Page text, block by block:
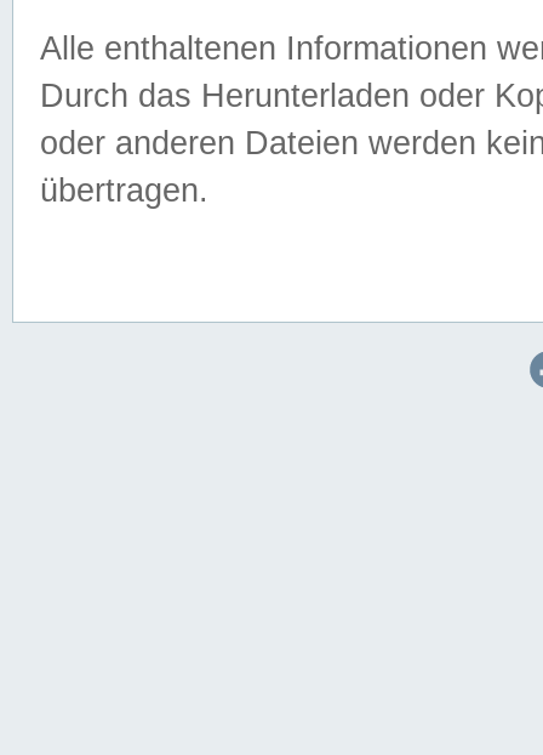
Alle enthaltenen Informationen
Durch das Herunterladen oder
oder anderen Dateien werden
übertragen.